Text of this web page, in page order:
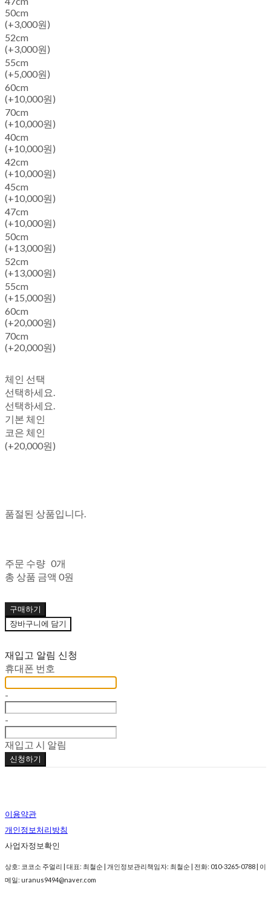
50cm
(+3,000원)
52cm
(+3,000원)
55cm
(+5,000원)
60cm
(+10,000원)
70cm
(+10,000원)
40cm
(+10,000원)
42cm
(+10,000원)
45cm
(+10,000원)
47cm
(+10,000원)
50cm
(+13,000원)
52cm
(+13,000원)
55cm
(+15,000원)
60cm
(+20,000원)
70cm
(+20,000원)
체인 선택
선택하세요.
선택하세요.
기본 체인
코은 체인
(+20,000원)
품절된 상품입니다.
주문 수량 0개
총 상품 금액 0원
구매하기
장바구니에 담기
재입고 알림 신청
휴대폰 번호
-
-
재입고 시 알림
신청하기
이용약관
개인정보처리방침
사업자정보확인
상호: 코코소 주얼리 | 대표: 최철순 | 개인정보관리책임자: 최철순 | 전화: 010-3265-0788 | 이
메일: uranus9494@naver.com